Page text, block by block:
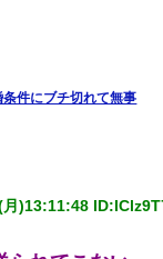
けた母親がすっ飛
件にブチ切れて無事
)13:11:48 ID: